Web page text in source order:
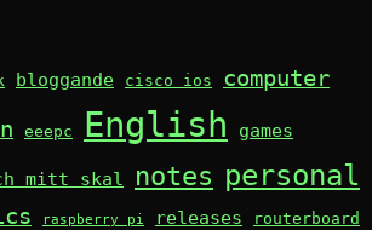
bloggande cisco ios
computer
eeepc English games
mitt skal notes personal
raspberry pi releases routerboard